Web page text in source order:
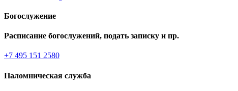
Богослужение
Расписание богослужений, подать записку и пр.
+7 495 151 2580
Паломническая служба